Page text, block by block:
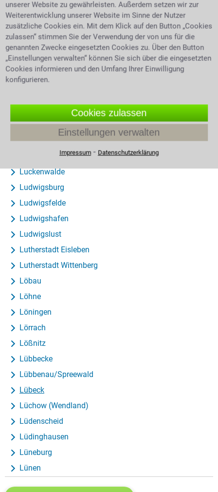
Lippetal
Lippstadt
Lohfelden
Lohmar
Lohne (Oldenburg)
Lorsch
Losheim am See
Luckenwalde
Ludwigsburg
Ludwigsfelde
Ludwigshafen
Ludwigslust
Lutherstadt Eisleben
Lutherstadt Wittenberg
Löbau
Löhne
Löningen
Lörrach
Lößnitz
Lübbecke
Lübbenau/Spreewald
Lübeck
Lüchow (Wendland)
Lüdenscheid
Lüdinghausen
Lüneburg
Lünen
unserer Website zu gewährleisten. Außerdem setzen wir zur
Weiterentwicklung unserer Website im Sinne der Nutzer
zusätzliche Cookies ein. Mit dem Klick auf den Button „Cookies
zulassen“ stimmen Sie der Verwendung der von uns für die
genannten Zwecke eingesetzten Cookies zu. Über den Button
„Einstellungen verwalten“ können Sie sich über die eingesetzten
Cookies informieren und den Umfang Ihrer Einwilligung
konfigurieren.
Cookies zulassen
Einstellungen verwalten
Impressum⁃ Datenschutzerklärung